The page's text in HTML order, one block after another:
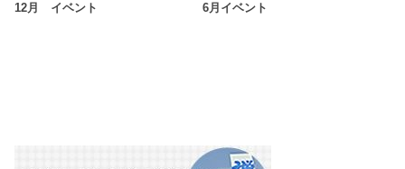
12月 イベント
6月イベント